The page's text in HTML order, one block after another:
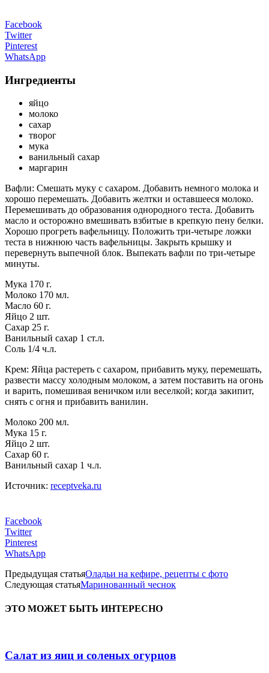
Facebook
Twitter
Pinterest
WhatsApp
Ингредиенты
яйцо
молоко
сахар
творог
мука
ванильный сахар
маргарин
Вафли: Смешать муку с сахаром. Добавить немного молока и
хорошо перемешать. Добавить желтки и оставшееся молоко.
Перемешивать до образования однородного теста. Добавить
масло и осторожно вмешивать взбитые в крепкую пену белки.
Хорошо прогреть вафельницу. Положить три-четыре ложки
теста в нижнюю часть вафельницы. Закрыть крышку и
перевернуть выпечной блок. Выпекать вафли по три-четыре
минуты.
Мука 170 г.
Молоко 170 мл.
Масло 60 г.
Яйцо 2 шт.
Сахар 25 г.
Ванильный сахар 1 ст.л.
Соль 1/4 ч.л.
Крем: Яйца растереть с сахаром, прибавить муку, перемешать,
развести массу холодным молоком, а затем поставить на огонь
и варить, помешивая веничком или веселкой; когда закипит,
снять с огня и прибавить ванилин.
Молоко 200 мл.
Мука 15 г.
Яйцо 2 шт.
Сахар 60 г.
Ванильный сахар 1 ч.л.
Источник: receptveka.ru
Facebook
Twitter
Pinterest
WhatsApp
Предыдущая статьяОладьи на кефире, рецепты с фото
Следующая статьяМаринованный чеснок
ЭТО МОЖЕТ БЫТЬ ИНТЕРЕСНО
Салат из яиц и соленых огурцов